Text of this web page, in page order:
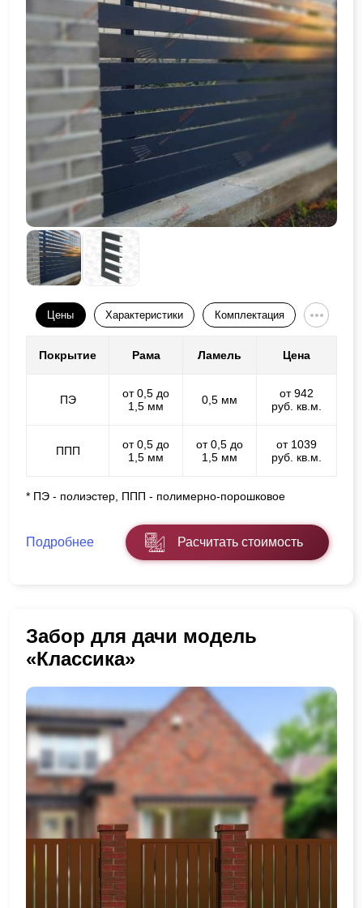
Цены Характеристики Комплектация
Покрытие Рама Ламель Цена
ПЭ
от 0,5 до
1,5 мм
0,5 мм
от 942
руб. кв.м.
ППП
от 0,5 до
1,5 мм
от 0,5 до
1,5 мм
от 1039
руб. кв.м.
* ПЭ - полиэстер, ППП - полимерно-порошковое
Подробнее Расчитать стоимость
Забор для дачи модель
«Классика»